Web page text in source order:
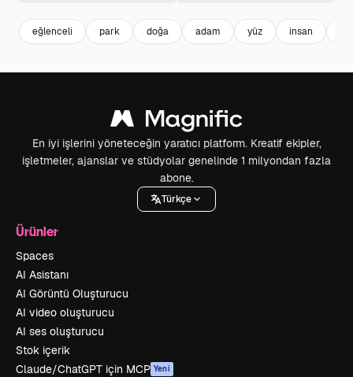
eğlenceli park doğa adam yüz insan
En iyi işlerini yöneteceğin yaratıcı platform. Kreatif ekipler,
işletmeler, ajanslar ve stüdyolar genelinde 1 milyondan fazla
abone.
Türkçe
Ürünler
Spaces
AI Asistanı
AI Görüntü Oluşturucu
AI video oluşturucu
AI ses oluşturucu
Stok içerik
Claude/ChatGPT için MCP Yeni